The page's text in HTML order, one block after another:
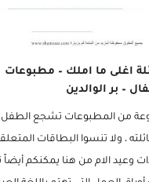
اغلى ما املك – مطبوعات
– بر الوالدين
من المطبوعات تشجع الطفل